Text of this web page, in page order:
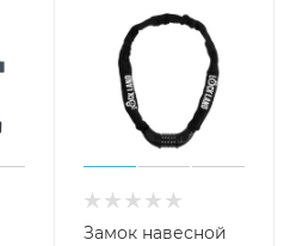
Замок навесной